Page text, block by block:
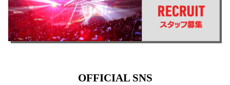
OFFICIAL SNS